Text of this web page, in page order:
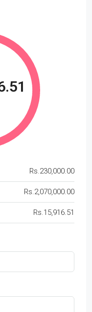
Rs.230,000.00
Rs.2,070,000.00
Rs.15,916.51